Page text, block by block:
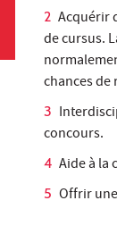
Acquérir
de cursus.
chances de
concours.
Aide à la
Offrir